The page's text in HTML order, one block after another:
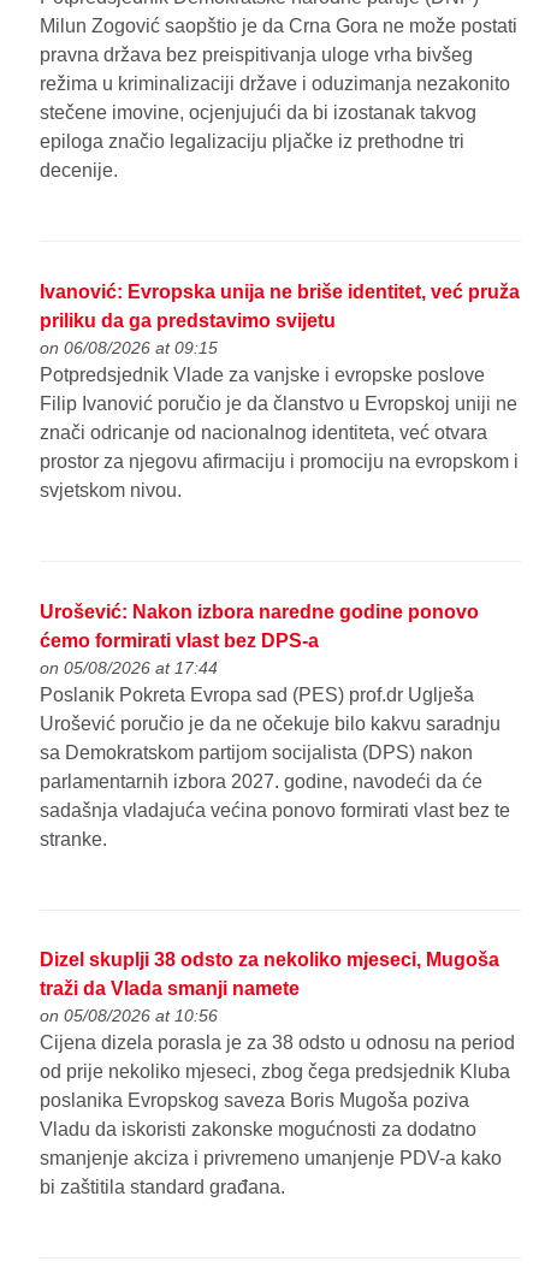
Milun Zogović saopštio je da Crna Gora ne može postati
pravna država bez preispitivanja uloge vrha bivšeg
režima u kriminalizaciji države i oduzimanja nezakonito
stečene imovine, ocjenjujući da bi izostanak takvog
epiloga značio legalizaciju pljačke iz prethodne tri
decenije.
Ivanović: Evropska unija ne briše identitet, već pruža
priliku da ga predstavimo svijetu
on 06/08/2026 at 09:15
Potpredsjednik Vlade za vanjske i evropske poslove
Filip Ivanović poručio je da članstvo u Evropskoj uniji ne
znači odricanje od nacionalnog identiteta, već otvara
prostor za njegovu afirmaciju i promociju na evropskom i
svjetskom nivou.
Urošević: Nakon izbora naredne godine ponovo
ćemo formirati vlast bez DPS-a
on 05/08/2026 at 17:44
Poslanik Pokreta Evropa sad (PES) prof.dr Uglješa
Urošević poručio je da ne očekuje bilo kakvu saradnju
sa Demokratskom partijom socijalista (DPS) nakon
parlamentarnih izbora 2027. godine, navodeći da će
sadašnja vladajuća većina ponovo formirati vlast bez te
stranke.
Dizel skuplji 38 odsto za nekoliko mjeseci, Mugoša
traži da Vlada smanji namete
on 05/08/2026 at 10:56
Cijena dizela porasla je za 38 odsto u odnosu na period
od prije nekoliko mjeseci, zbog čega predsjednik Kluba
poslanika Evropskog saveza Boris Mugoša poziva
Vladu da iskoristi zakonske mogućnosti za dodatno
smanjenje akciza i privremeno umanjenje PDV-a kako
bi zaštitila standard građana.